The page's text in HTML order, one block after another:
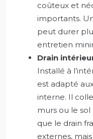
coûteux et
importants.
peut durer
entretien
Drain
Installé à
est adapté
interne. Il
murs ou le sol
que le drain
externes,